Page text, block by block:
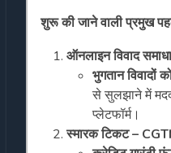
शुरू की जाने वाली प्रमुख
ऑनलाइन विवाद
भुगतान विवादों
से सुलझाने में
प्लेटफॉर्म।
स्मारक टिकट –